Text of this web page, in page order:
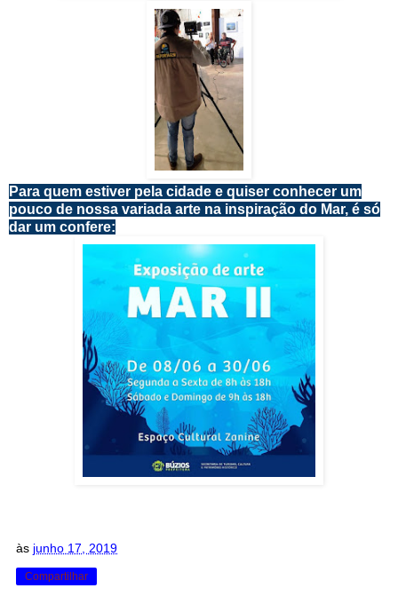
Para quem estiver pela cidade e quiser conhecer um
pouco de nossa variada arte na inspiração do Mar, é só
dar um confere:
às junho 17, 2019
Compartilhar